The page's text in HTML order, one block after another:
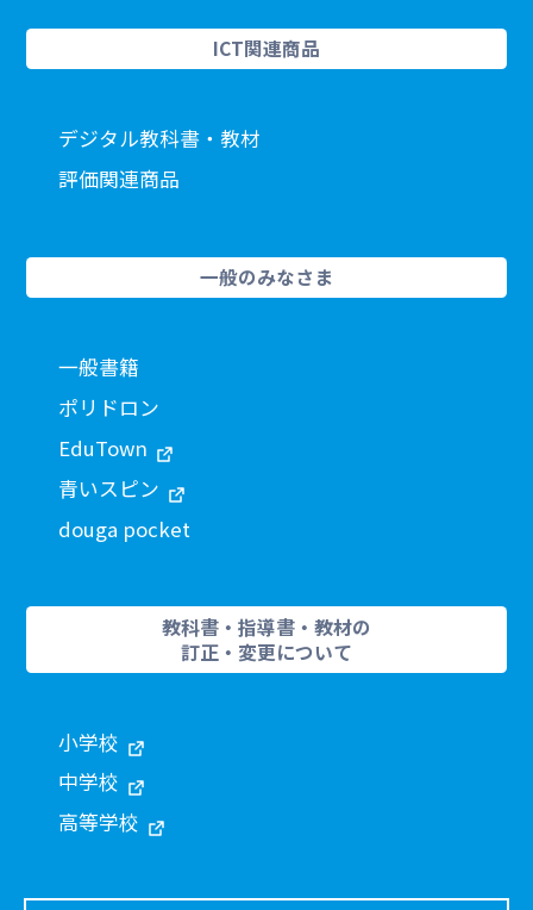
ICT関連商品
デジタル教科書・教材
評価関連商品
一般のみなさま
一般書籍
ポリドロン
EduTown
青いスピン
douga pocket
教科書・指導書・教材の
訂正・変更について
小学校
中学校
高等学校